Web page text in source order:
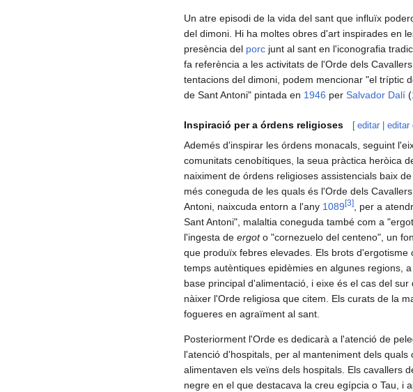
Un atre episodi de la vida del sant que influïx
del dimoni. Hi ha moltes obres d'art inspirades en
presència del porc junt al sant en l'iconografia
fa referència a les activitats de l'Orde dels
tentacions del dimoni, podem mencionar "el tríptic
de Sant Antoni" pintada en 1946 per Salvador Dalí (
Inspiració per a órdens religioses [ editar |editar
Ademés d'inspirar les órdens monacals, seguint
comunitats cenobítiques, la seua pràctica heròica
naiximent de órdens religioses assistencials baix
més coneguda de les quals és l'Orde dels
Antoni, naixcuda entorn a l'any 1089 [3]
, per a
Sant Antoni", malaltia coneguda també com a
l'ingesta de ergoto "cornezuelo del centeno", un
que produïx febres elevades. Els brots d'ergotisme
temps autèntiques epidèmies en algunes regions,
base principal d'alimentació, i eixe és el cas del sur
nàixer l'Orde religiosa que citem. Els curats de la
fogueres en agraïment al sant.
Posteriorment l'Orde es dedicarà a l'atenció de
l'atenció d'hospitals, per al manteniment dels quals
alimentaven els veïns dels hospitals. Els cavallers
negre en el que destacava la creu egípcia o Tau, i